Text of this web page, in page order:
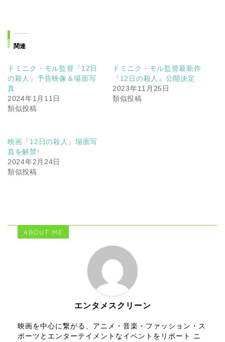
関連
ドミニク・モル監督『12日
の殺人』予告映像＆場面写
真
2024年1月11日
類似投稿
ドミニク・モル監督最新作
『12日の殺人』公開決定
2023年11月25日
類似投稿
映画『12日の殺人』場面写
真を解禁!
2024年2月24日
類似投稿
ABOUT ME
エンタメスクリーン
映画を中心に繋がる、アニメ・音楽・ファッション・ス
ポーツとエンターテイメントなイベントをリポート ニ